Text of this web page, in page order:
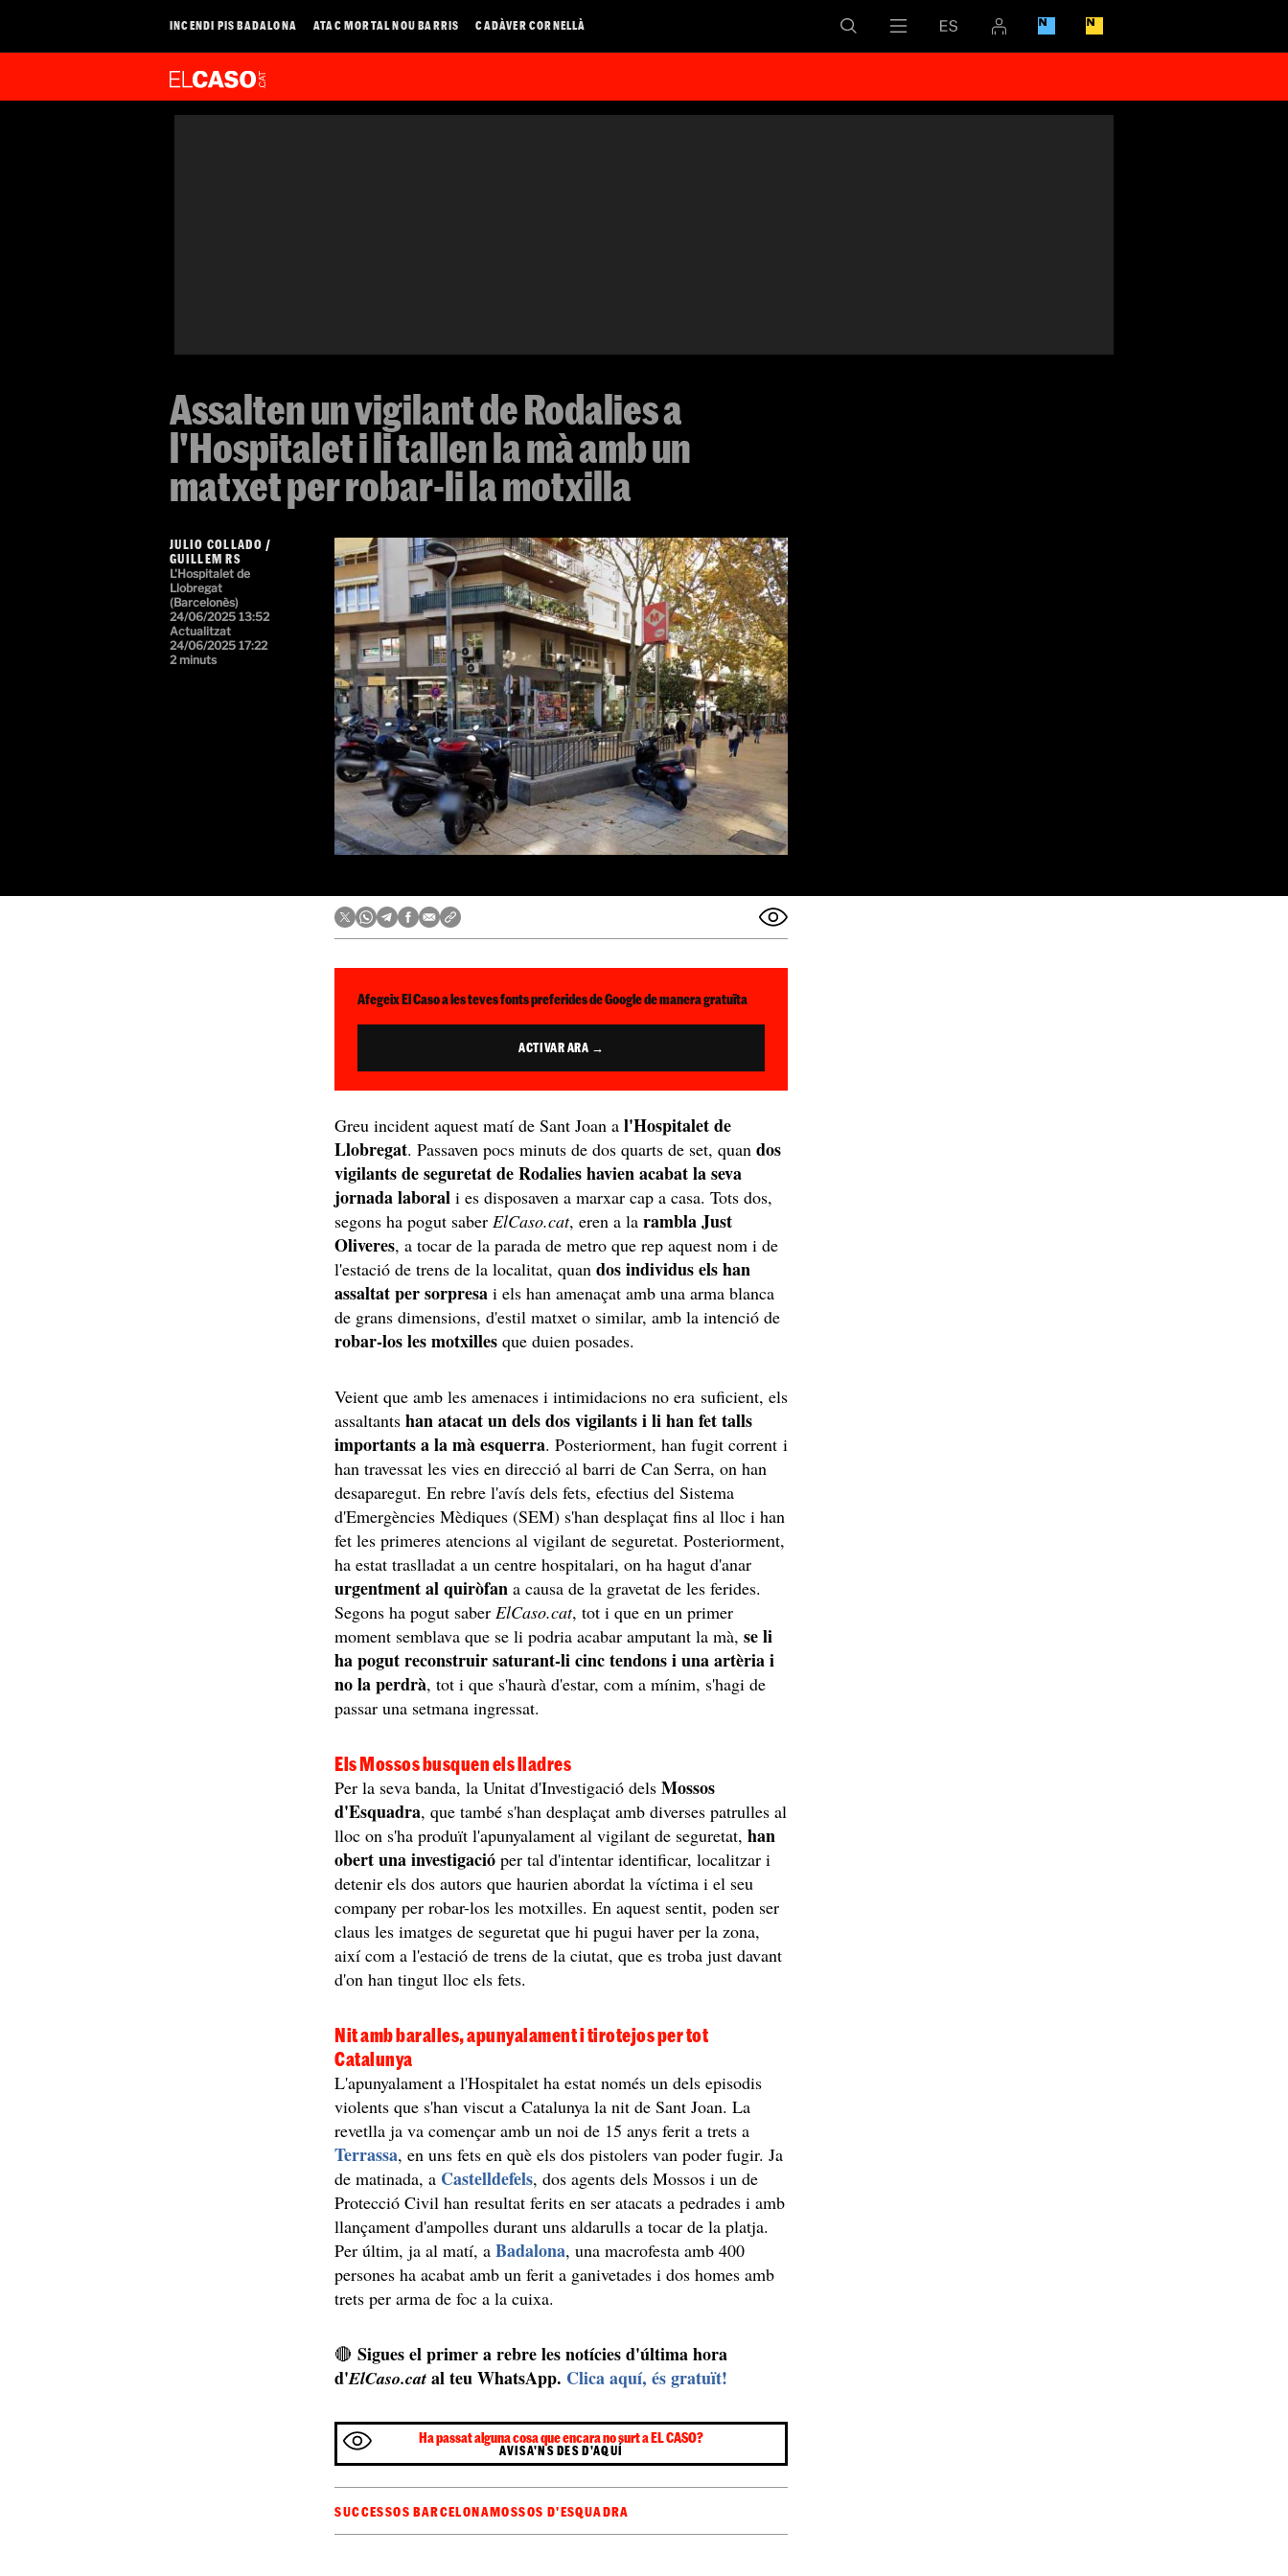
INCENDI PIS BADALONA ATAC MORTAL NOU BARRIS CADÀVER CORNELLÀ
Assalten un vigilant de Rodalies a
l'Hospitalet i li tallen la mà amb un
matxet per robar-li la motxilla
JULIO COLLADO /
GUILLEM RS
L'Hospitalet de
Llobregat
(Barcelonès)
24/06/2025 13:52
Actualitzat
24/06/2025 17:22
2 minuts
Afegeix El Caso a les teves fonts preferides de Google de manera gratuïta
ACTIVAR ARA →
Greu incident aquest matí de Sant Joan al'Hospitalet de
Llobregat. Passaven pocs minuts de dos quarts de set, quandos
vigilants de seguretat de Rodalies havien acabat la seva
jornada laboral i es disposaven a marxar cap a casa. Tots dos,
segons ha pogut saberElCaso.cat, eren a larambla Just
Oliveres, a tocar de la parada de metro que rep aquest nom i de
l'estació de trens de la localitat, quandos individus els han
assaltat per sorpresa i els han amenaçat amb una arma blanca
de grans dimensions, d'estil matxet o similar, amb la intenció de
robar-los les motxilles que duien posades.
Veient que amb les amenaces i intimidacions no era suficient, els
assaltants han atacat un dels dos vigilants i li han fet talls
importants a la mà esquerra. Posteriorment, han fugit corrent i
han travessat les vies en direcció al barri de Can Serra, on han
desaparegut. En rebre l'avís dels fets, efectius del Sistema
d'Emergències Mèdiques (SEM) s'han desplaçat fins al lloc i han
fet les primeres atencions al vigilant de seguretat. Posteriorment,
ha estat traslladat a un centre hospitalari, on ha hagut d'anar
urgentment al quiròfan a causa de la gravetat de les ferides.
Segons ha pogut saberElCaso.cat, tot i que en un primer
moment semblava que se li podria acabar amputant la mà,se li
ha pogut reconstruir saturant-li cinc tendons i una artèria i
no la perdrà, tot i que s'haurà d'estar, com a mínim, s'hagi de
passar una setmana ingressat.
Els Mossos busquen els lladres
Per la seva banda, la Unitat d'Investigació delsMossos
d'Esquadra, que també s'han desplaçat amb diverses patrulles al
lloc on s'ha produït l'apunyalament al vigilant de seguretat,han
obert una investigació per tal d'intentar identificar, localitzar i
detenir els dos autors que haurien abordat la víctima i el seu
company per robar-los les motxilles. En aquest sentit, poden ser
claus les imatges de seguretat que hi pugui haver per la zona,
així com a l'estació de trens de la ciutat, que es troba just davant
d'on han tingut lloc els fets.
Nit amb baralles, apunyalament i tirotejos per tot
Catalunya
L'apunyalament a l'Hospitalet ha estat només un dels episodis
violents que s'han viscut a Catalunya la nit de Sant Joan. La
revetlla ja va començar amb un noi de 15 anys ferit a trets a
Terrassa, en uns fets en què els dos pistolers van poder fugir. Ja
de matinada, a Castelldefels, dos agents dels Mossos i un de
Protecció Civil han resultat ferits en ser atacats a pedrades i amb
llançament d'ampolles durant uns aldarulls a tocar de la platja.
Per últim, ja al matí, aBadalona, una macrofesta amb 400
persones ha acabat amb un ferit a ganivetades i dos homes amb
trets per arma de foc a la cuixa.
🔴Sigues el primer a rebre les notícies d'última hora
d'ElCaso.cat al teu WhatsApp. Clica aquí, és gratuït!
Ha passat alguna cosa que encara no surt a EL CASO?
AVISA'NS DES D'AQUÍ
SUCCESSOS BARCELONAMOSSOS D'ESQUADRA